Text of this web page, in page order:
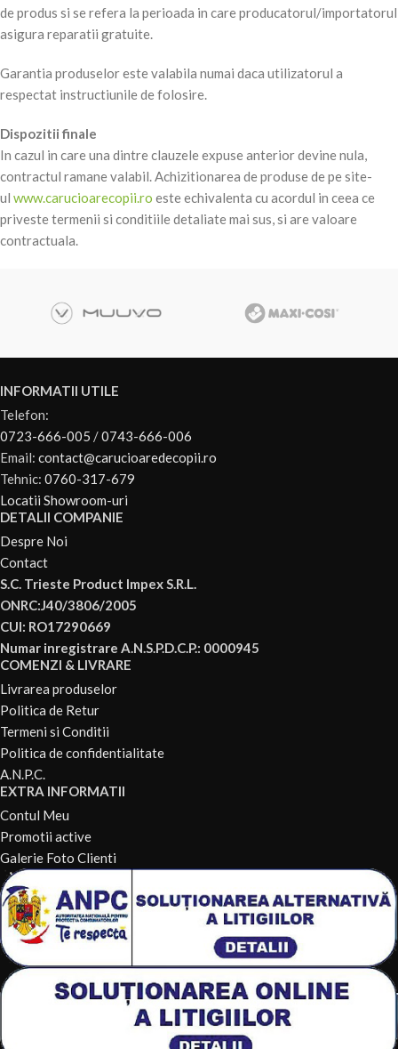
de produs si se refera la perioada in care producatorul/importatorul
asigura reparatii gratuite.
Garantia produselor este valabila numai daca utilizatorul a
respectat instructiunile de folosire.
Dispozitii finale
In cazul in care una dintre clauzele expuse anterior devine nula,
contractul ramane valabil. Achizitionarea de produse de pe site-
ul www.carucioarecopii.ro este echivalenta cu acordul in ceea ce
priveste termenii si conditiile detaliate mai sus, si are valoare
contractuala.
INFORMATII UTILE
Telefon:
0723-666-005 /0743-666-006
Email: contact@carucioaredecopii.ro
Tehnic: 0760-317-679
Locatii Showroom-uri
DETALII COMPANIE
Despre Noi
Contact
S.C. Trieste Product Impex S.R.L.
ONRC:J40/3806/2005
CUI: RO17290669
Numar inregistrare A.N.S.P.D.C.P.: 0000945
COMENZI & LIVRARE
Livrarea produselor
Politica de Retur
Termeni si Conditii
Politica de confidentialitate
A.N.P.C.
EXTRA INFORMATII
Contul Meu
Promotii active
Galerie Foto Clienti